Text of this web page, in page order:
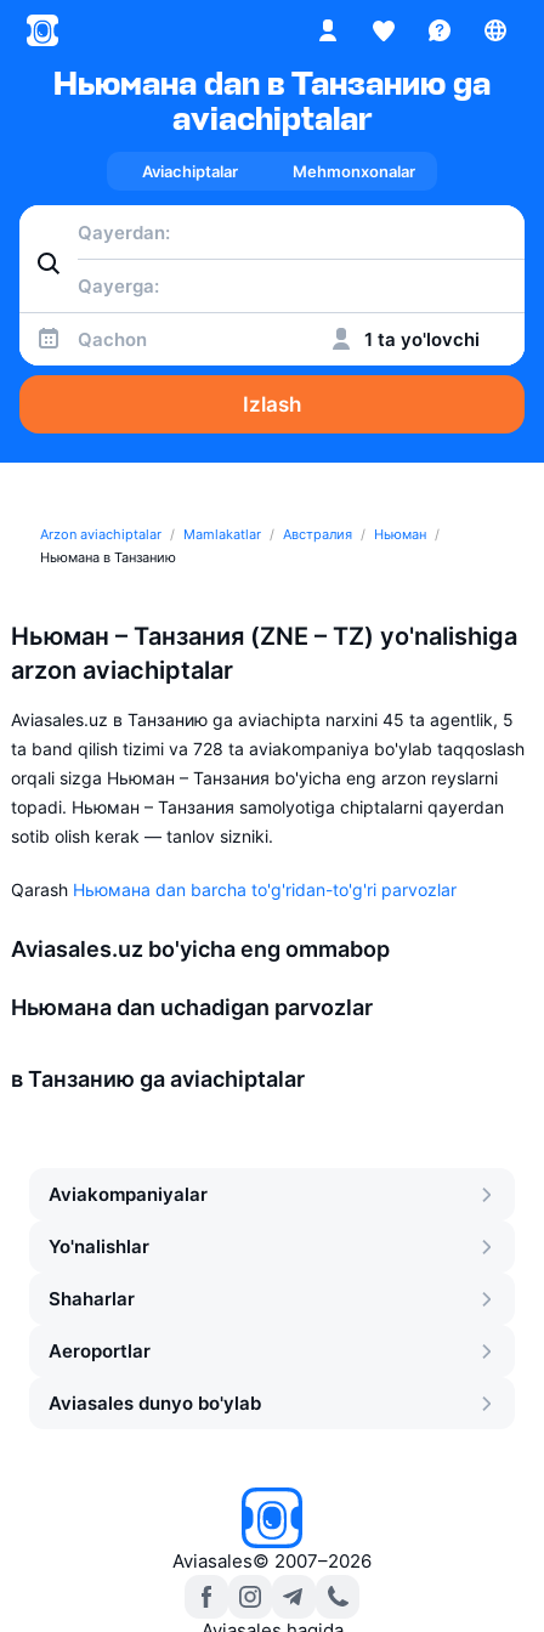
Ньюмана dan в Танзанию ga
aviachiptalar
Aviachiptalar Mehmonxonalar
Qachon 1 ta yo'lovchi
Izlash
Arzon aviachiptalar Mamlakatlar Австралия
Ньюман
Ньюмана в Танзанию
Ньюман – Танзания (ZNE – TZ) yo'nalishiga
arzon aviachiptalar
Aviasales.uz в Танзанию ga aviachipta narxini 45 ta agentlik, 5
ta band qilish tizimi va 728 ta aviakompaniya bo'ylab taqqoslash
orqali sizga Ньюман – Танзания bo'yicha eng arzon reyslarni
topadi. Ньюман – Танзания samolyotiga chiptalarni qayerdan
sotib olish kerak — tanlov sizniki.
Qarash Ньюмана dan barcha to'g'ridan-to'g'ri parvozlar
Aviasales.uz bo'yicha eng ommabop
Ньюмана dan uchadigan parvozlar
в Танзанию ga aviachiptalar
Aviakompaniyalar
Yo'nalishlar
Shaharlar
Aeroportlar
Aviasales dunyo bo'ylab
Aviasales© 2007–2026